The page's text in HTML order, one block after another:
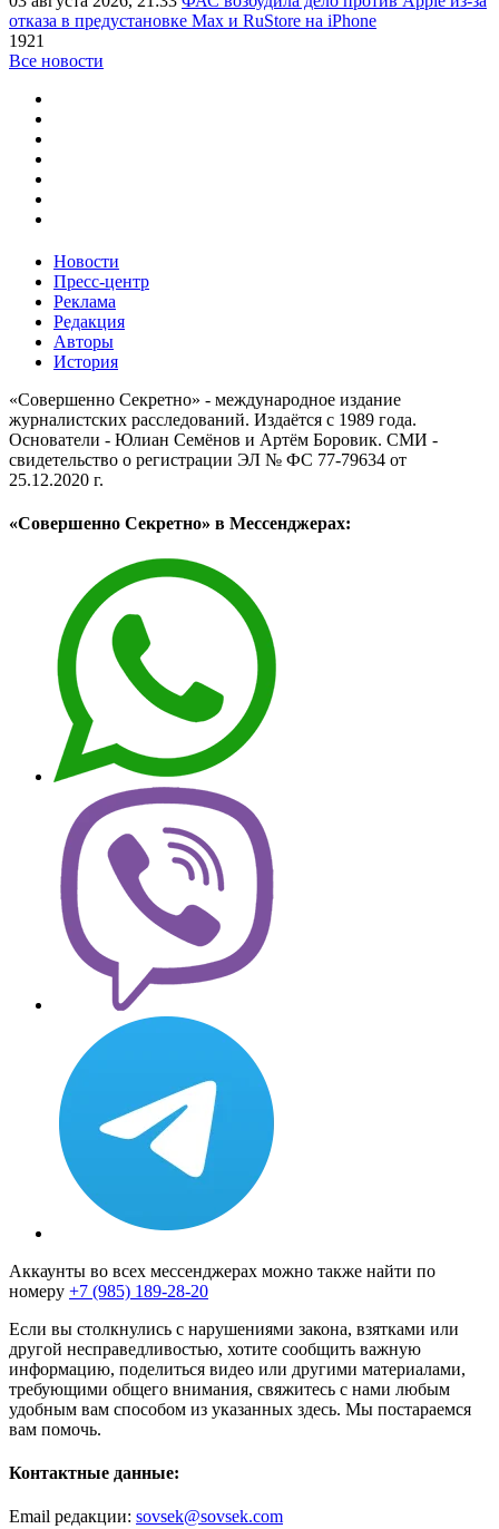
отказа в предустановке Max и RuStore на iPhone
1921
Все новости
Новости
Пресс-центр
Реклама
Редакция
Авторы
История
«Совершенно Секретно» - международное издание
журналистских расследований. Издаётся с 1989 года.
Основатели - Юлиан Семёнов и Артём Боровик. CМИ -
свидетельство о регистрации ЭЛ № ФС 77-79634 от
25.12.2020 г.
«Совершенно Секретно» в Мессенджерах:
Аккаунты во всех мессенджерах можно также найти по
номеру +7 (985) 189-28-20
Если вы столкнулись с нарушениями закона, взятками или
другой несправедливостью, хотите сообщить важную
информацию, поделиться видео или другими материалами,
требующими общего внимания, свяжитесь с нами любым
удобным вам способом из указанных здесь. Мы постараемся
вам помочь.
Контактные данные:
Email редакции: sovsek@sovsek.com